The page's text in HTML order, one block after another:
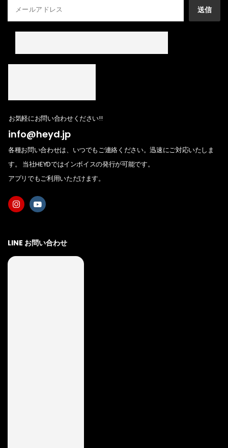
送信
お気軽にお問い合わせください!!
info@heyd.jp
各種お問い合わせは、いつでもご連絡ください。迅速にご対応いたしま
す。 当社HEYDではインボイスの発行が可能です。
アプリでもご利用いただけます。
LINE お問い合わせ